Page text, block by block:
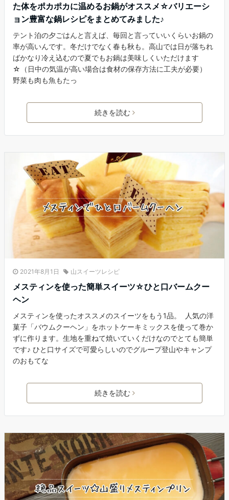
た体をポカポカに温めるお鍋がオススメ☆バリエーシ
ョン豊富な鍋レシピをまとめてみました♪
テント泊の夕ごはんと言えば、毎回と言っていいくらいお鍋の
率が高いんです。冬だけでなく春も秋も。高山では日が落ちれ
ばかなり冷え込むので夏でもお鍋は美味しくいただけます
☆（日中の気温が高い場合は食材の保存方法に工夫が必要）
野菜も肉も魚もたっ
続きを読む
2021年8月1日 山スイーツレシピ
メスティンを使った簡単スイーツ☆ひと口バームクー
ヘン
メスティンを使ったオススメのスイーツをもう1品。 人気の洋
菓子「バウムクーヘン」をホットケーキミックスを使って巻か
ずに作ります。生地を重ねて焼いていくだけなのでとても簡単
です♪ ひと口サイズで可愛らしいのでグループ登山やキャンプ
のおもてな
続きを読む